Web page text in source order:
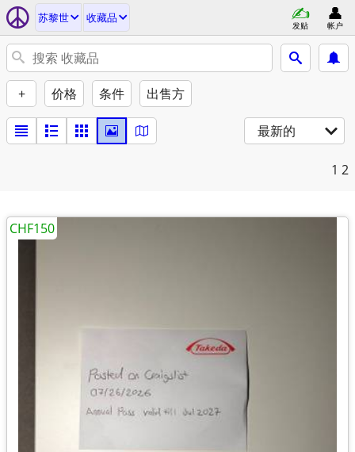
苏黎世 收藏品
发贴 帐户
+ 价格 条件 出售方
最新的
1 2
CHF150